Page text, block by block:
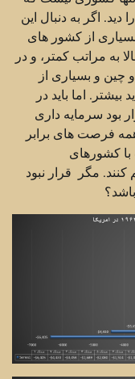
دید. اگر به دنبال این
از کشور های
به مراتب کمتر، و در
چین و بسیاری از
اما باید در
بود سرمایه داری
همه فرصت های برابر
با کشورهای
مگر قرار نبود